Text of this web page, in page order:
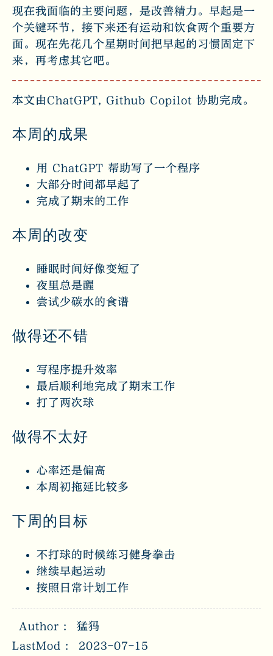
现在我面临的主要问题，是改善精力。早起是一
个关键环节，接下来还有运动和饮食两个重要方
面。现在先花几个星期时间把早起的习惯固定下
来，再考虑其它吧。
本文由ChatGPT, Github Copilot 协助完成。
本周的成果
用 ChatGPT 帮助写了一个程序
大部分时间都早起了
完成了期末的工作
本周的改变
睡眠时间好像变短了
夜里总是醒
尝试少碳水的食谱
做得还不错
写程序提升效率
最后顺利地完成了期末工作
打了两次球
做得不太好
心率还是偏高
本周初拖延比较多
下周的目标
不打球的时候练习健身拳击
继续早起运动
按照日常计划工作
Author
猛犸
LastMod
2023-07-15